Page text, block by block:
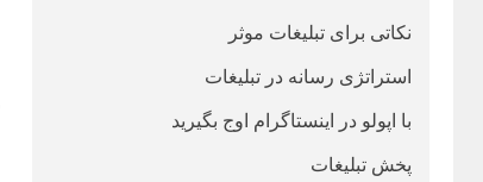
نکاتی برای تبلیغات موثر
استراتژی رسانه در تبلیغات
با اپولو در اینستاگرام اوج بگیرید
پخش تبلیغات